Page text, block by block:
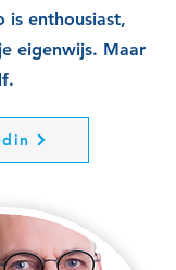
is enthousiast,
eigenwijs. Maar